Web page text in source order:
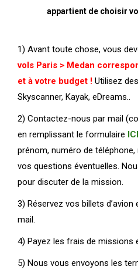
appartient de choisir
1) Avant toute chose, vous
vols Paris > Medan
et à votre budget ! Utilisez
Skyscanner, Kayak, eDreams..
2) Contactez-nous par mail
en remplissant le formulaire ICI
prénom, numéro de
vos questions éventuelles.
pour discuter de la mission.
3) Réservez vos billets
mail.
4) Payez les frais de missions
5) Nous vous envoyons les